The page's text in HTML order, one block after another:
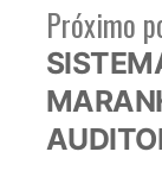
de
Post
Próximo